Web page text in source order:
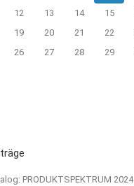
12 13 14 15
19 20 21 22
26 27 28 29
PRODUKTSPEKTRUM 2024